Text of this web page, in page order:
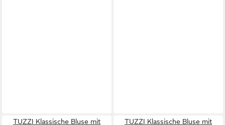
TUZZI Klassische Bluse mit
TUZZI Klassische Bluse mit